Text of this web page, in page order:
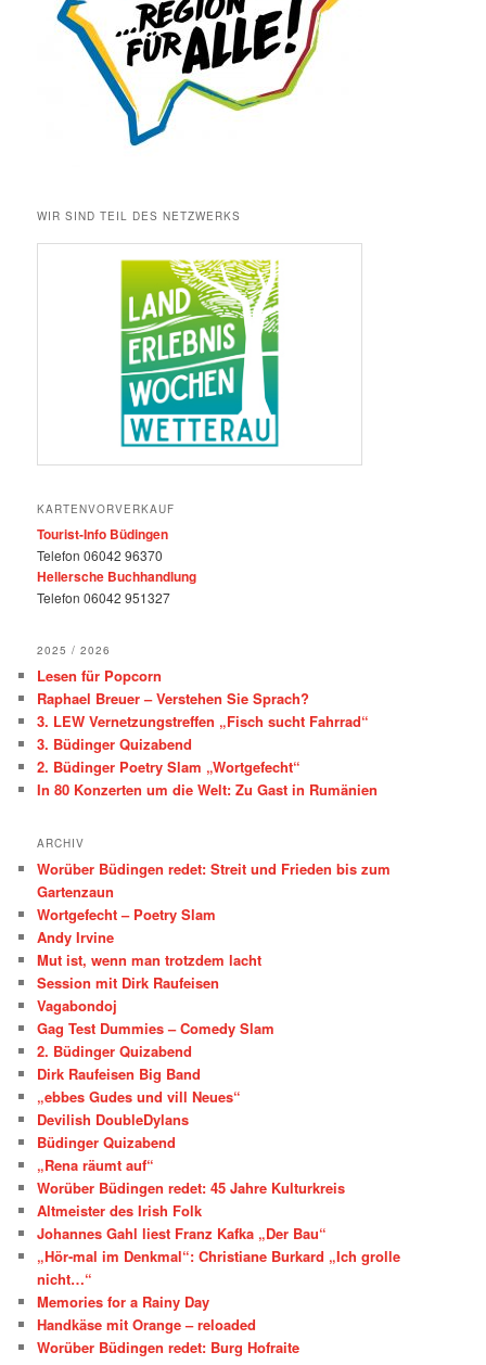
WIR SIND TEIL DES NETZWERKS
KARTENVORVERKAUF
Tourist-Info Büdingen
Telefon 06042 96370
Hellersche Buchhandlung
Telefon 06042 951327
2025 / 2026
Lesen für Popcorn
Raphael Breuer – Verstehen Sie Sprach?
3. LEW Vernetzungstreffen „Fisch sucht Fahrrad“
3. Büdinger Quizabend
2. Büdinger Poetry Slam „Wortgefecht“
In 80 Konzerten um die Welt: Zu Gast in Rumänien
ARCHIV
Worüber Büdingen redet: Streit und Frieden bis zum
Gartenzaun
Wortgefecht – Poetry Slam
Andy Irvine
Mut ist, wenn man trotzdem lacht
Session mit Dirk Raufeisen
Vagabondoj
Gag Test Dummies – Comedy Slam
2. Büdinger Quizabend
Dirk Raufeisen Big Band
„ebbes Gudes und vill Neues“
Devilish DoubleDylans
Büdinger Quizabend
„Rena räumt auf“
Worüber Büdingen redet: 45 Jahre Kulturkreis
Altmeister des Irish Folk
Johannes Gahl liest Franz Kafka „Der Bau“
„Hör-mal im Denkmal“: Christiane Burkard „Ich grolle
nicht…“
Memories for a Rainy Day
Handkäse mit Orange – reloaded
Worüber Büdingen redet: Burg Hofraite